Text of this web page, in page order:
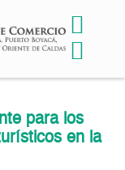
para los
en la